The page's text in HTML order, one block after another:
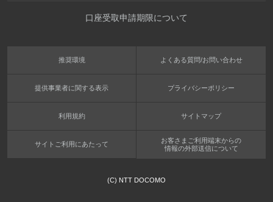
口座受取申請期限について
推奨環境 よくある質問/お問い合わせ
提供事業者に関する表示 プライバシーポリシー
利用規約 サイトマップ
サイトご利用にあたって
お客さまご利用端末からの
情報の外部送信について
(C) NTT DOCOMO